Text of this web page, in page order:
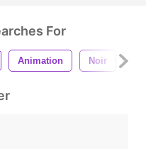
For
Animation Noir